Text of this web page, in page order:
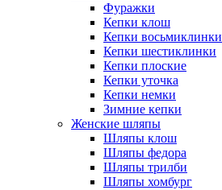
Фуражки
Кепки клош
Кепки восьмиклинки
Кепки шестиклинки
Кепки плоские
Кепки уточка
Кепки немки
Зимние кепки
Женские шляпы
Шляпы клош
Шляпы федора
Шляпы трилби
Шляпы хомбург